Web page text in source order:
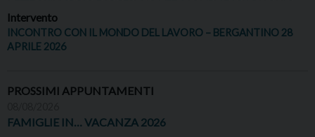
Intervento
INCONTRO CON IL MONDO DEL LAVORO – BERGANTINO 28
APRILE 2026
PROSSIMI APPUNTAMENTI
FAMIGLIE IN… VACANZA 2026